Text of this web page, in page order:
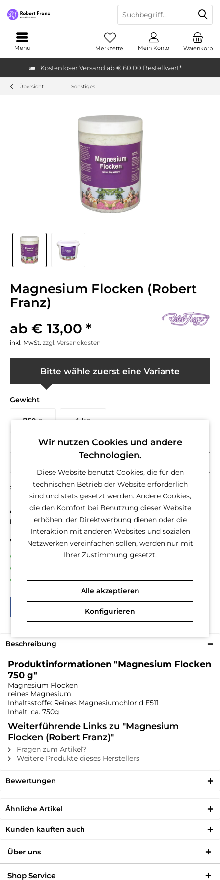
Kostenloser Versand ab € 60,00 Bestellwert*
Warenkorb
Merkzettel Mein Konto
Menü
Übersicht Sonstiges
Magnesium Flocken (Robert
Franz)
ab € 13,00 *
inkl. MwSt. zzgl. Versandkosten
Bitte wähle zuerst eine Variante
Gewicht
750 g 4 kg
Warenkorb
Merken Fragen zum Artikel?
Artikel-Nr.:
20173
EAN
20173
Vorteile
Kostenloser Versand ab € 50,- Bestellwert
30 Tage Geld-Zurück-Garantie
Beschreibung
Produktinformationen "Magnesium Flocken
750 g"
Magnesium Flocken
reines Magnesium
Inhaltsstoffe: Reines Magnesiumchlorid E511
Inhalt: ca. 750g
Weiterführende Links zu "Magnesium
Flocken (Robert Franz)"
Fragen zum Artikel?
Weitere Produkte dieses Herstellers
Bewertungen
Ähnliche Artikel
Kunden kauften auch
Über uns
Shop Service
Wir nutzen Cookies und andere
Technologien.
Diese Website benutzt Cookies, die für den
technischen Betrieb der Website erforderlich
sind und stets gesetzt werden. Andere Cookies,
die den Komfort bei Benutzung dieser Website
erhöhen, der Direktwerbung dienen oder die
Interaktion mit anderen Websites und sozialen
Netzwerken vereinfachen sollen, werden nur mit
Ihrer Zustimmung gesetzt.
Alle akzeptieren
Konfigurieren